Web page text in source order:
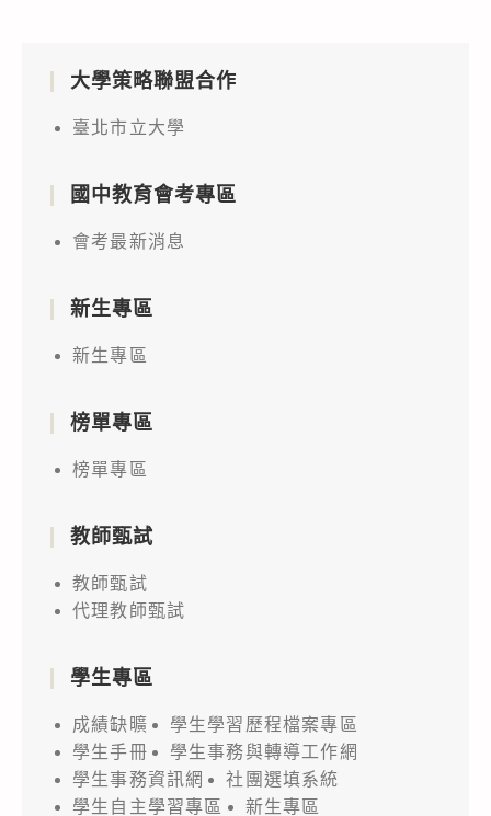
大學策略聯盟合作
臺北市立大學
國中教育會考專區
會考最新消息
新生專區
新生專區
榜單專區
榜單專區
教師甄試
教師甄試
代理教師甄試
學生專區
成績缺曠
學生學習歷程檔案專區
學生手冊
學生事務與轉導工作網
學生事務資訊網
社團選填系統
學生自主學習專區
新生專區